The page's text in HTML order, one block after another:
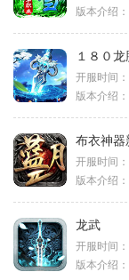
版本介绍：
１８０
开服时间：
版本介绍：
布衣神器
开服时间：
版本介绍：
龙武
开服时间：
版本介绍：